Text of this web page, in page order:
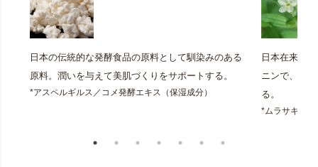
日本の伝統的な発酵食品の原料として馴染みのある
原料。潤いを与えて美肌づくりをサポートする。
*アスペルギルス／コメ発酵エキス（保湿成分）
日本在来種
ニンで、根
る。
*ムラサキ根